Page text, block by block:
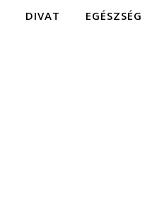
DIVAT EGÉSZSÉG